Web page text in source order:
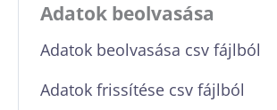
Adatok beolvasása
Adatok beolvasása csv fájlból
Adatok frissítése csv fájlból